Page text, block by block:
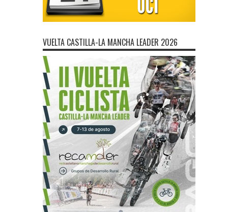
VUELTA CASTILLA-LA MANCHA LEADER 2026